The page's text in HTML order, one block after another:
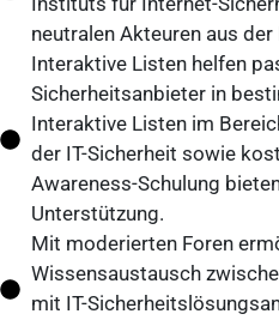
neutralen Akteuren aus
Interaktive Listen helfen
Sicherheitsanbieter in
Interaktive Listen im
der IT-Sicherheit sowie
Awareness-Schulung
Unterstützung.
Mit moderierten Foren
Wissensaustausch
mit IT-